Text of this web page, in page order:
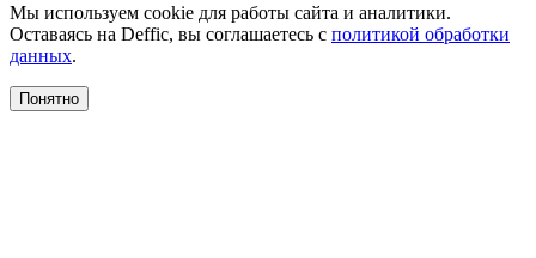
Мы используем cookie для работы сайта и аналитики.
Оставаясь на Deffic, вы соглашаетесь с политикой обработки
данных.
Понятно